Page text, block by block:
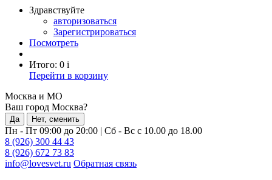
Здравствуйте
авторизоваться
Зарегистрироваться
Посмотреть
Итого: 0 i
Перейти в корзину
Москва и МО
Ваш город Москва?
Да Нет, сменить
Пн - Пт 09:00 до 20:00 | Сб - Вс с 10.00 до 18.00
8 (926) 300 44 43
8 (926) 672 73 83
info@lovesvet.ru Обратная связь